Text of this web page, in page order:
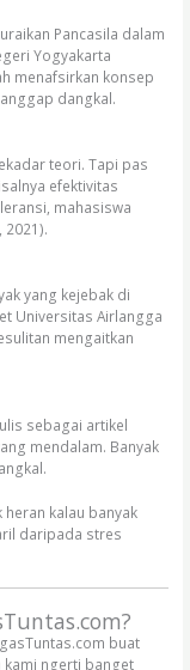
Pancasila dalam
Yogyakarta
menafsirkan konsep
dangkal.
teori. Tapi pas
efektivitas
mahasiswa
yang kejebak di
Universitas Airlangga
mengaitkan
sebagai artikel
mendalam. Banyak
heran kalau banyak
daripada stres
buat
kami ngerti banget